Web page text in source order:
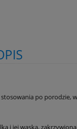
po porodzie,
i jej wąska,